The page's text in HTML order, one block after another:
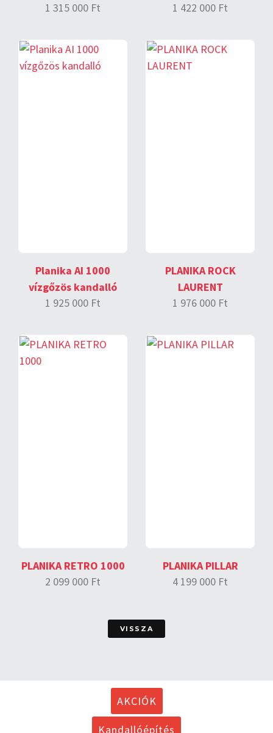
1 315 000 Ft 1 422 000 Ft
Planika AI 1000
vízgőzös kandalló
1 925 000 Ft
PLANIKA ROCK
LAURENT
1 976 000 Ft
PLANIKA RETRO 1000
2 099 000 Ft
PLANIKA PILLAR
4 199 000 Ft
VISSZA
AKCIÓK
Kandallóépítés